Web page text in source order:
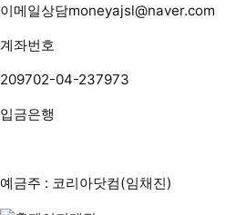
이메일상담moneyajsl@naver.com
계좌번호
209702-04-237973
입금은행
예금주 : 코리아닷컴(임채진)